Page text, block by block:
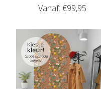
Vanaf:€99,95